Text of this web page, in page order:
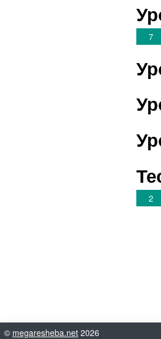
7
2
© megaresheba.net 2026